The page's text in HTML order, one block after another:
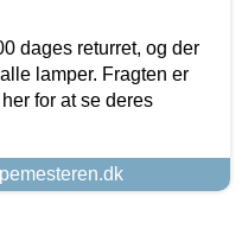
dages returret, og der
lamper. Fragten er
for at se deres